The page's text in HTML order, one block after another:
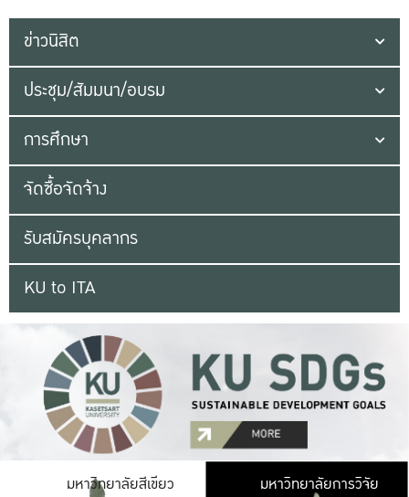
ข่าวนิสิต
ประชุม/สัมมนา/อบรม
การศึกษา
จัดซื้อจัดจ้าง
รับสมัครบุคลากร
KU to ITA
มหาวิทยาลัยสีเขียว มหาวิ
มหาวิทยาลัยการวิจัย